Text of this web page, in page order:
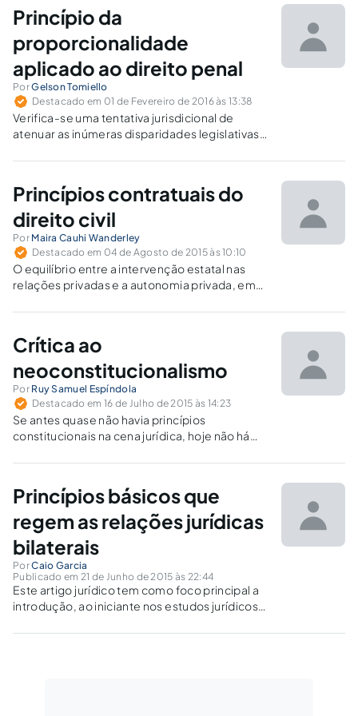
Princípio da
proporcionalidade
aplicado ao direito penal
PorGelson Tomiello
Destacado em 01 de Fevereiro de 2016 às 13:38
Verifica-se uma tentativa jurisdicional de
atenuar as inúmeras disparidades legislativas
valores criminais na elaboração das penas do
Princípios contratuais do
direito civil
Por Maira Cauhi Wanderley
Destacado em 04 de Agosto de 2015 às 10:10
O equilíbrio entre a intervenção estatal nas
relações privadas e a autonomia privada, em
que querem contratar, é um dos pontos ainda
Crítica ao
neoconstitucionalismo
Por Ruy Samuel Espíndola
Destacado em 16 de Julho de 2015 às 14:23
Se antes quase não havia princípios
constitucionais na cena jurídica, hoje não há
judiciais ou administrativas muitas vezes dadas
da parcimônia à banalização.
Princípios básicos que
regem as relações jurídicas
bilaterais
PorCaio Garcia
Publicado em 21 de Junho de 2015 às 22:44
Este artigo jurídico tem como foco principal a
introdução, ao iniciante nos estudos jurídicos,
relações jurídicas em geral.